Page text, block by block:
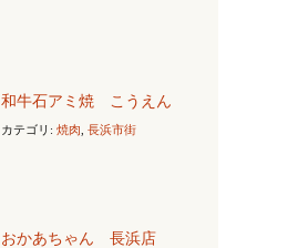
和牛石アミ焼 こうえん
カテゴリ: 焼肉 長浜市街
おかあちゃん 長浜店